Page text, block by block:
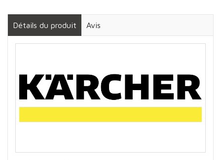
Détails du produit Avis